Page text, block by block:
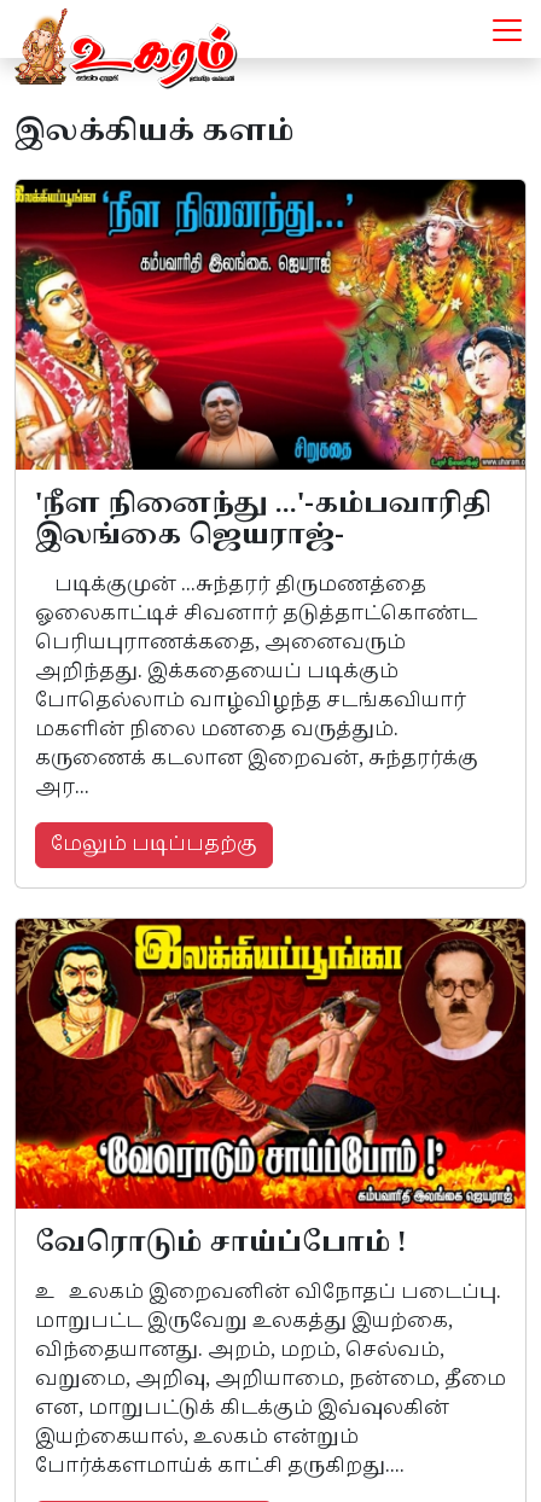
இலக்கியக் களம்
'நீள நினைந்து ...'-கம்பவாரிதி
இலங்கை ஜெயராஜ்-
படிக்குமுன் ...சுந்தரர் திருமணத்தை
ஓலைகாட்டிச் சிவனார் தடுத்தாட்கொண்ட
பெரியபுராணக்கதை, அனைவரும்
அறிந்தது. இக்கதையைப் படிக்கும்
போதெல்லாம் வாழ்விழந்த சடங்கவியார்
மகளின் நிலை மனதை வருத்தும்.
கருணைக் கடலான இறைவன், சுந்தரர்க்கு
அர...
மேலும் படிப்பதற்கு
வேரொடும் சாய்ப்போம் !
உ உலகம் இறைவனின் விநோதப் படைப்பு.
மாறுபட்ட இருவேறு உலகத்து இயற்கை,
விந்தையானது. அறம், மறம், செல்வம்,
வறுமை, அறிவு, அறியாமை, நன்மை, தீமை
என, மாறுபட்டுக் கிடக்கும் இவ்வுலகின்
இயற்கையால், உலகம் என்றும்
போர்க்களமாய்க் காட்சி தருகிறது....